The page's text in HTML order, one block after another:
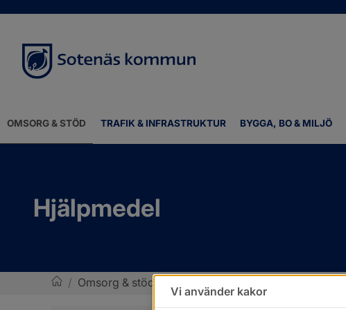
OMSORG & STÖD TRAFIK & INFRASTRUKTUR BYGGA, BO & MILJÖ
Hjälpmedel
/ Omsorg & stöd
Vi använder kakor